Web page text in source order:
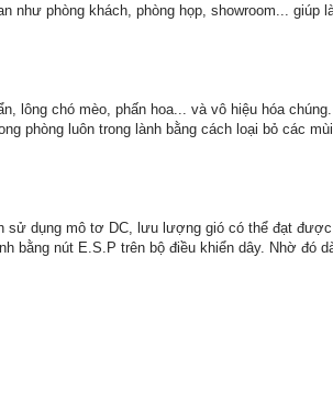
như phòng khách, phòng họp, showroom... giúp
lông chó mèo, phấn hoa... và vô hiệu hóa
phòng luôn trong lành bằng cách loại bỏ các
dụng mô tơ DC, lưu lượng gió có thể đạt
bằng nút E.S.P trên bộ điều khiển dây. Nhờ đó